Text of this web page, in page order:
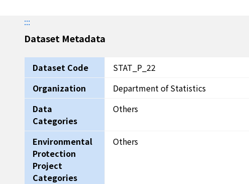
:::
Dataset Metadata
Dataset Code
STAT_P_22
Organization
Department of Statistics
Data
Categories
Others
Environmental
Protection
Project
Categories
Others